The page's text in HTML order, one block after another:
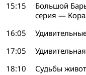
15:15
Большой
серия —
16:05
17:05
18:10
Судьбы